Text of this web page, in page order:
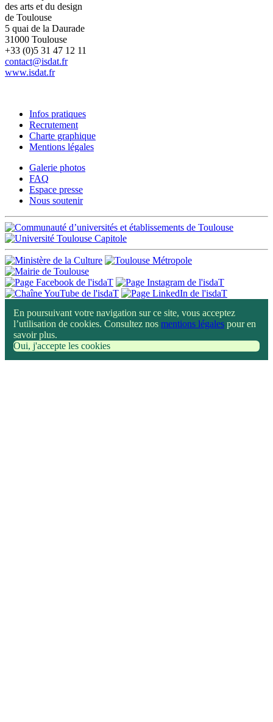
des arts et du design
de Toulouse
5 quai de la Daurade
31000 Toulouse
+33 (0)5 31 47 12 11
contact@isdat.fr
www.isdat.fr
Infos pratiques
Recrutement
Charte graphique
Mentions légales
Galerie photos
FAQ
Espace presse
Nous soutenir
En poursuivant votre navigation sur ce site, vous acceptez
l’utilisation de cookies. Consultez nos mentions légales pour en
savoir plus.
Oui, j'accepte les cookies